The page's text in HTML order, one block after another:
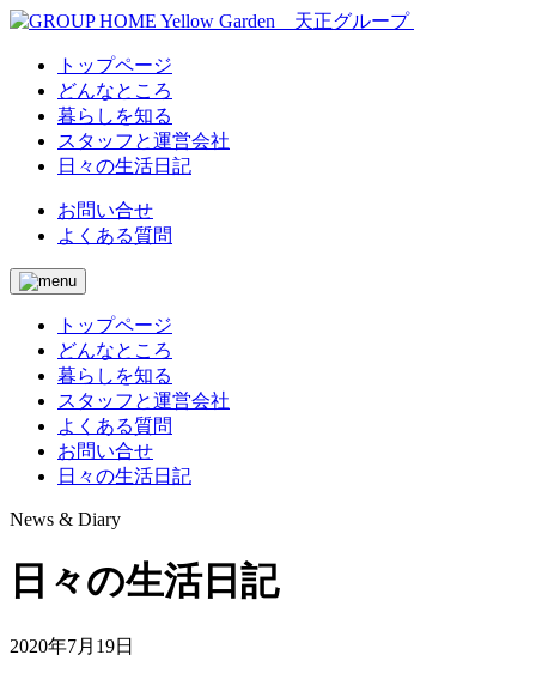
トップページ
どんなところ
暮らしを知る
スタッフと運営会社
日々の生活日記
お問い合せ
よくある質問
トップページ
どんなところ
暮らしを知る
スタッフと運営会社
よくある質問
お問い合せ
日々の生活日記
News & Diary
日々の生活日記
2020年7月19日